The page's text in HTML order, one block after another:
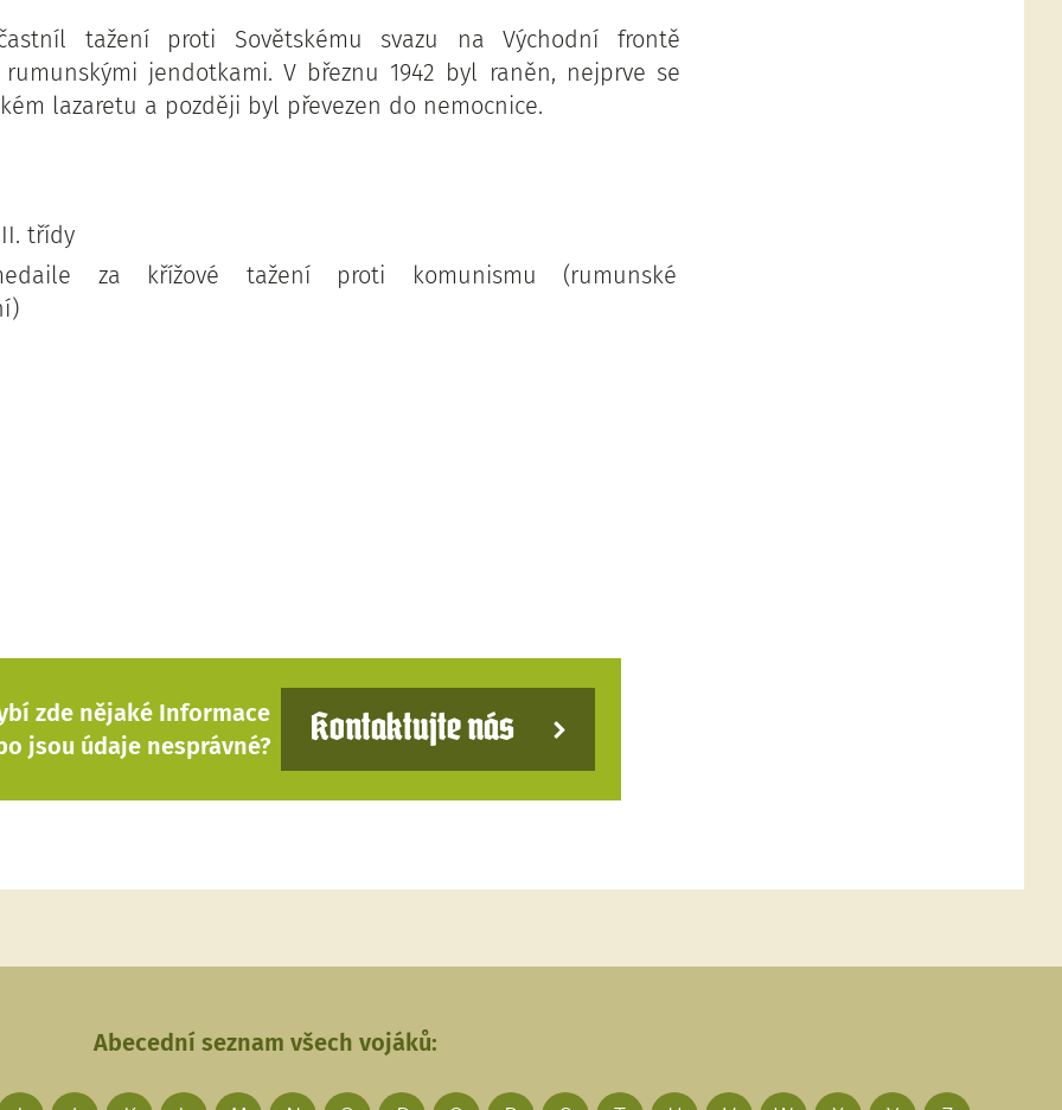
tažení proti Sovětskému svazu na Východní frontě
jendotkami. V březnu 1942 byl raněn, nejprve se
lazaretu a později byl převezen do nemocnice.
třídy
za křížové tažení proti komunismu (rumunské
zde nějaké Informace
jsou údaje nesprávné?
Kontaktujte nás
Abecední seznam všech vojáků: